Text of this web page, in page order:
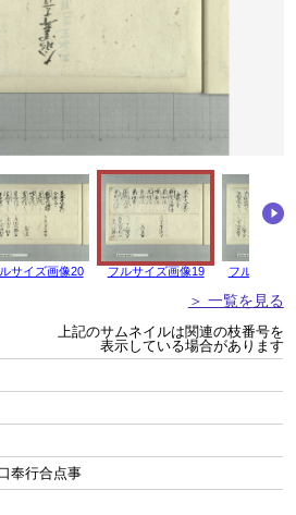
サイズ画像20 フルサイズ画像19 フルサイズ
＞ 一覧を見る
上記のサムネイルは関連の枝番号を
表示している場合があります
奉行合点事